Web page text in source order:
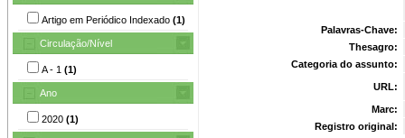
Artigo em Periódico Indexado (1)
Circulação/Nível
A - 1 (1)
Ano
2020 (1)
Palavras-Chave:
Thesagro:
Categoria do assunto:
URL:
Marc:
Registro original: